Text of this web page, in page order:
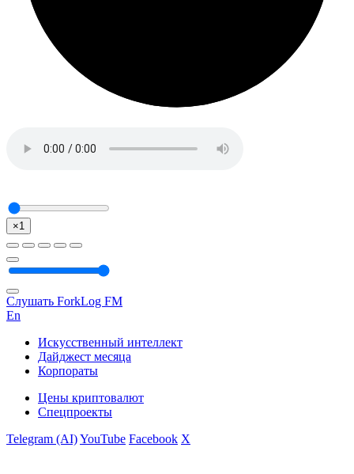
×1
Слушать ForkLog FM
En
Искусственный интеллект
Дайджест месяца
Корпораты
Цены криптовалют
Спецпроекты
Telegram (AI)YouTube Facebook X